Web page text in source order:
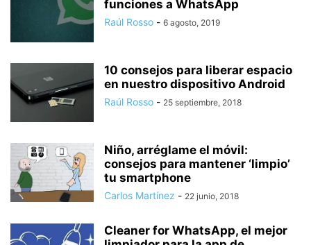
funciones a WhatsApp
Raúl Rosso - 6 agosto, 2019
10 consejos para liberar espacio
en nuestro dispositivo Android
Raúl Rosso - 25 septiembre, 2018
Niño, arréglame el móvil:
consejos para mantener ‘limpio’
tu smartphone
Carlos Martínez - 22 junio, 2018
Cleaner for WhatsApp, el mejor